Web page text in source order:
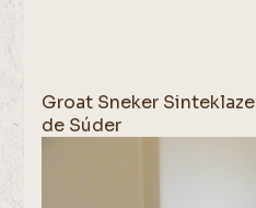
Groat Sneker
de Súder